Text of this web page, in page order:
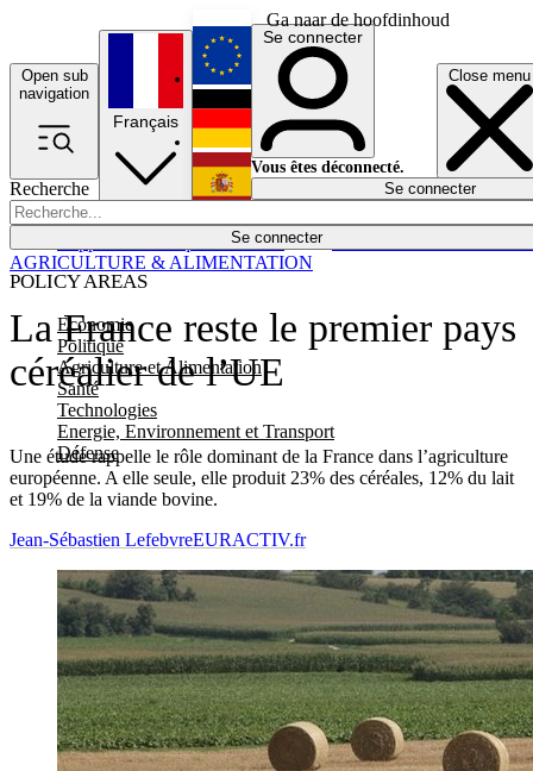
Ga naar de hoofdinhoud
Open sub
navigation
Close menu
Recherche
Se connecter
POLICY AREAS
Economie
Politique
Agriculture et Alimentation
Santé
Technologies
Energie, Environnement et Transport
Défense
Économie
Français
English
Deutsch
Español
Se connecter
Vous êtes déconnecté.
Se connecter
La France reste le premier pays
céréalier de l’UE
Une étude rappelle le rôle dominant de la France dans l’agriculture
européenne. A elle seule, elle produit 23% des céréales, 12% du lait
et 19% de la viande bovine.
AGRICULTURE & ALIMENTATION
Jean-Sébastien LefebvreEURACTIV.fr